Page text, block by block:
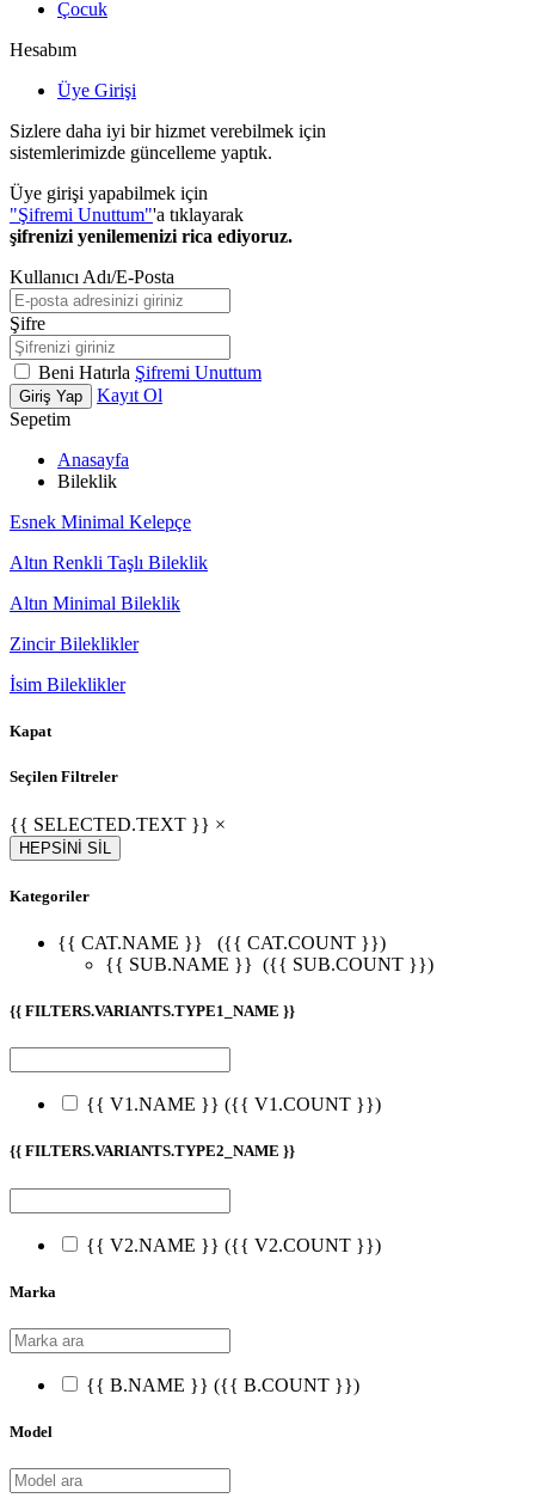
Çocuk
Hesabım
Üye Girişi
Sizlere daha iyi bir hizmet verebilmek için
sistemlerimizde güncelleme yaptık.
Üye girişi yapabilmek için
"Şifremi Unuttum"'a tıklayarak
şifrenizi yenilemenizi rica ediyoruz.
Kullanıcı Adı/E-Posta
Şifre
Beni Hatırla Şifremi Unuttum
Giriş Yap
Kayıt Ol
Sepetim
Anasayfa
Bileklik
Esnek Minimal Kelepçe
Altın Renkli Taşlı Bileklik
Altın Minimal Bileklik
Zincir Bileklikler
İsim Bileklikler
Kapat
Seçilen Filtreler
{{ SELECTED.TEXT }} ×
HEPSİNİ SİL
Kategoriler
{{ CAT.NAME }}
({{ CAT.COUNT }})
{{ SUB.NAME }} ({{ SUB.COUNT }})
{{ FILTERS.VARIANTS.TYPE1_NAME }}
{{ V1.NAME }} ({{ V1.COUNT }})
{{ FILTERS.VARIANTS.TYPE2_NAME }}
{{ V2.NAME }} ({{ V2.COUNT }})
Marka
{{ B.NAME }} ({{ B.COUNT }})
Model